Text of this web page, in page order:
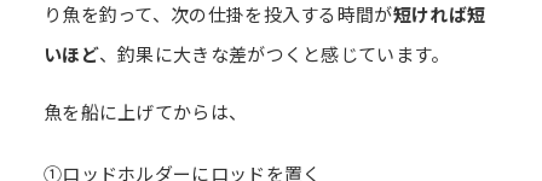
り魚を釣って、次の仕掛を投入する時間が短ければ短
いほど、釣果に大きな差がつくと感じています。
魚を船に上げてからは、
①ロッドホルダーにロッドを置く